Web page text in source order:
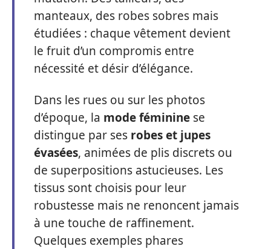
manteaux, des robes sobres mais
étudiées : chaque vêtement devient
le fruit d’un compromis entre
nécessité et désir d’élégance.
Dans les rues ou sur les photos
d’époque, la mode féminine se
distingue par ses robes et jupes
évasées, animées de plis discrets ou
de superpositions astucieuses. Les
tissus sont choisis pour leur
robustesse mais ne renoncent jamais
à une touche de raffinement.
Quelques exemples phares